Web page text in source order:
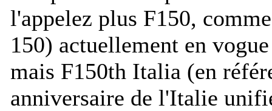
l'appelez plus F150,
150) actuellement en
mais F150th Italia (en
anniversaire de l'Italie